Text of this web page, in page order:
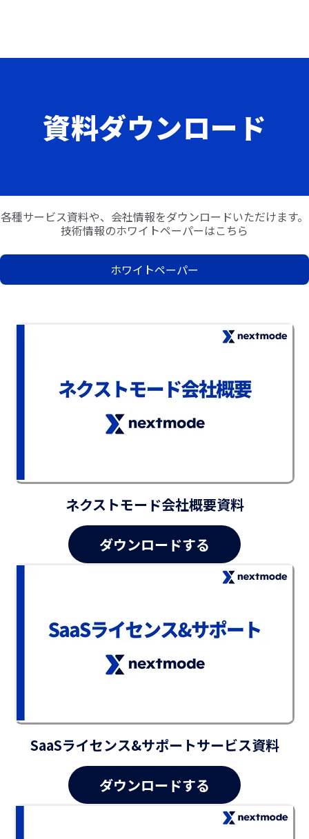
資料ダウンロード
各種サービス資料や、会社情報をダウンロードいただけます。
技術情報のホワイトペーパーはこちら
ホワイトペーパー
ネクストモード会社概要資料
SaaSライセンス&サポートサービス資料